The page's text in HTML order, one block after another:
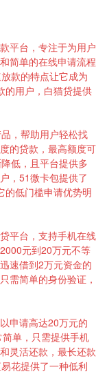
平台，专注于为用户
简单的在线申请流程
款的特点让它成为
的用户，白猫贷提供
，帮助用户轻松找
的贷款，最高额度可
低，且平台提供多
，51微卡包提供了
的低门槛申请优势明
平台，支持手机在线
元到20万元不等
速借到2万元资金的
需简单的身份验证，
申请高达20万元的
单，只需提供手机
灵活还款，最长还款
花提供了一种低利